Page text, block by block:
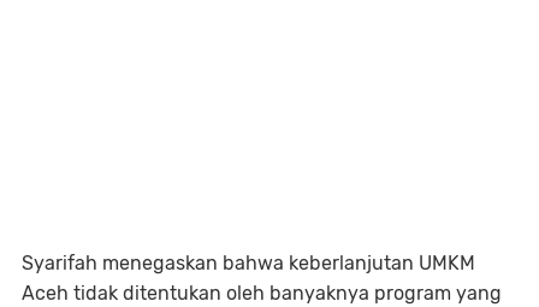
Syarifah menegaskan bahwa keberlanjutan UMKM
Aceh tidak ditentukan oleh banyaknya program yang